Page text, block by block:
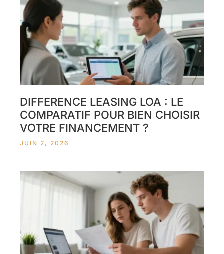
DIFFERENCE LEASING LOA : LE
COMPARATIF POUR BIEN CHOISIR
VOTRE FINANCEMENT ?
JUIN 2, 2026